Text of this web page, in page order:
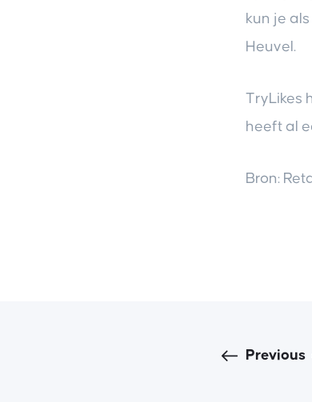
kun je
Heuvel.
TryLikes
heeft al
Bron:
Previous